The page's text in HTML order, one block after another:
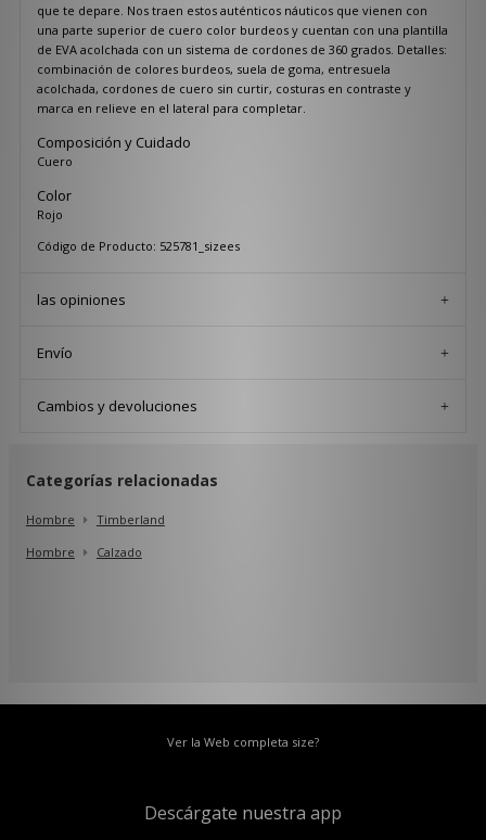
que te depare. Nos traen estos auténticos náuticos que vienen con
una parte superior de cuero color burdeos y cuentan con una plantilla
de EVA acolchada con un sistema de cordones de 360 grados. Detalles:
combinación de colores burdeos, suela de goma, entresuela
acolchada, cordones de cuero sin curtir, costuras en contraste y
marca en relieve en el lateral para completar.
Composición y Cuidado
Cuero
Color
Rojo
Código de Producto: 525781_sizees
las opiniones
Envío
Cambios y devoluciones
Categorías relacionadas
Hombre
Timberland
Hombre
Calzado
Ver la Web completa size?
Descárgate nuestra app